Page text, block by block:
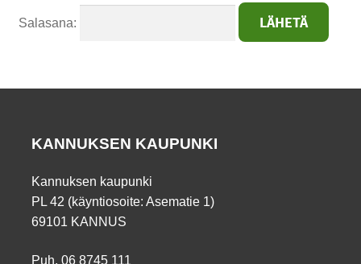
Salasana:
KANNUKSEN KAUPUNKI
Kannuksen kaupunki
PL 42 (käyntiosoite: Asematie 1)
69101 KANNUS
Puh. 06 8745 111